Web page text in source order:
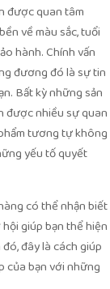
được quan tâm
về màu sắc, tuổi
hành. Chính vấn
đương đó là sự tin
Bất kỳ những sản
được nhiều sự quan
tương tự không
yếu tố quyết
có thể nhận biết
giúp bạn thể hiện
đây là cách giúp
của bạn với những